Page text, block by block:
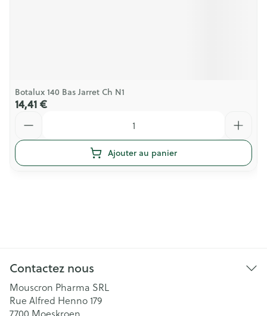
Botalux 140 Bas Jarret Ch N1
14,41 €
Ajouter au panier
Contactez nous
Mouscron Pharma SRL
Rue Alfred Henno 179